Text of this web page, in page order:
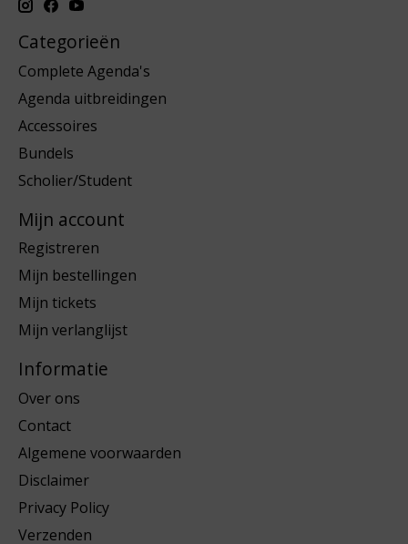
Categorieën
Complete Agenda's
Agenda uitbreidingen
Accessoires
Bundels
Scholier/Student
Mijn account
Registreren
Mijn bestellingen
Mijn tickets
Mijn verlanglijst
Informatie
Over ons
Contact
Algemene voorwaarden
Disclaimer
Privacy Policy
Verzenden